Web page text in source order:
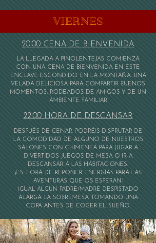
VIERNES
20:00 CENA DE BIENVENIDA
LA LLEGADA A PINOLENTEJAS COMIENZA
CON UNA CENA DE BIENVENIDA EN ESTE
ENCLAVE ESCONDIDO EN LA MONTAÑA. UNA
VELADA DELICIOSA PARA COMPARTIR BUENOS
MOMENTOS, RODEADOS DE AMIGOS Y DE UN
AMBIENTE FAMILIAR
22:00 HORA DE DESCANSAR
DESPUÉS DE CENAR, PODRÉIS DISFRUTAR DE
LA COMODIDAD DE ALGUNO DE NUESTROS
SALONES CON CHIMENEA PARA JUGAR A
DIVERTIDOS JUEGOS DE MESA O IR A
DESCANSAR A LAS HABITACIONES.
¡ES HORA DE REPONER ENERGÍAS PARA LAS
AVENTURAS QUE OS ESPERAN!
IGUAL ALGÚN PADRE/MADRE DESPISTADO
ALARGA LA SOBREMESA TOMANDO UNA
COPA ANTES DE COGER EL SUEÑO.